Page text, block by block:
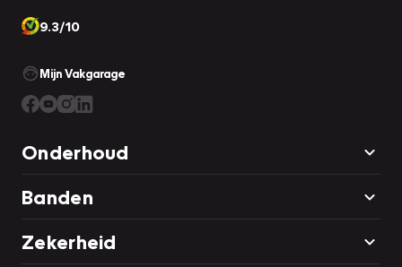
9.3/10
Mijn Vakgarage
Onderhoud
Banden
Zekerheid